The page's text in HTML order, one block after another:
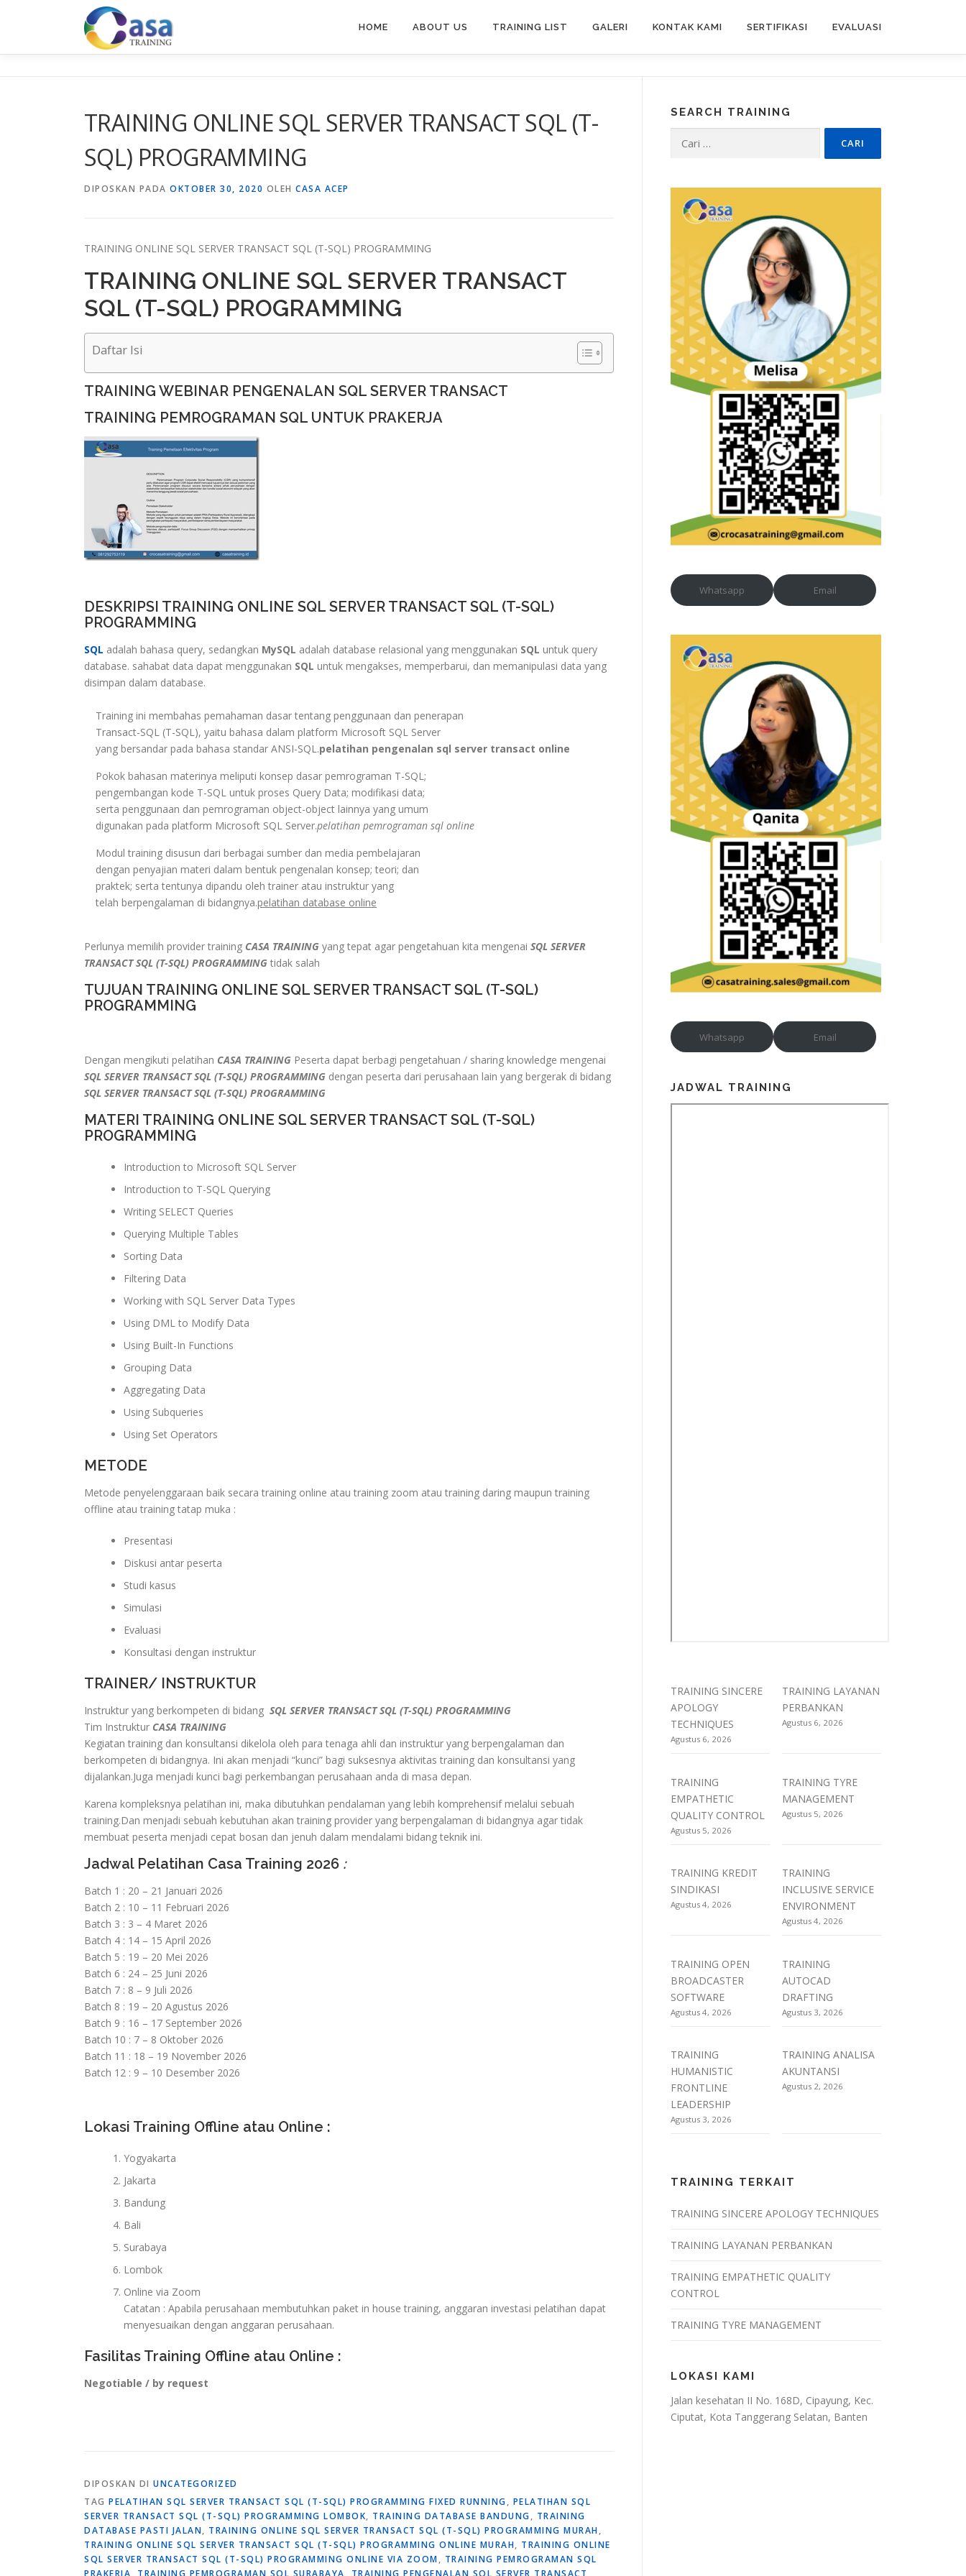
HOME ABOUT US TRAINING LIST GALERI KONTAK KAMI SERTIFIKASI EVALUASI
TRAINING ONLINE SQL SERVER TRANSACT SQL (T-
SQL) PROGRAMMING
DIPOSKAN PADA OKTOBER 30, 2020 OLEH CASA ACEP
TRAINING ONLINE SQL SERVER TRANSACT SQL (T-SQL) PROGRAMMING
TRAINING ONLINE SQL SERVER TRANSACT
SQL (T-SQL) PROGRAMMING
Daftar Isi
TRAINING WEBINAR PENGENALAN SQL SERVER TRANSACT
TRAINING PEMROGRAMAN SQL UNTUK PRAKERJA
DESKRIPSI TRAINING ONLINE SQL SERVER TRANSACT SQL (T-SQL)
PROGRAMMING
SQL adalah bahasa query, sedangkan MySQL adalah database relasional yang menggunakan SQL untuk query
database. sahabat data dapat menggunakan SQL untuk mengakses, memperbarui, dan memanipulasi data yang
disimpan dalam database.
Training ini membahas pemahaman dasar tentang penggunaan dan penerapan
Transact-SQL (T-SQL), yaitu bahasa dalam platform Microsoft SQL Server
yang bersandar pada bahasa standar ANSI-SQL.pelatihan pengenalan sql server transact online
Pokok bahasan materinya meliputi konsep dasar pemrograman T-SQL;
pengembangan kode T-SQL untuk proses Query Data; modifikasi data;
serta penggunaan dan pemrograman object-object lainnya yang umum
digunakan pada platform Microsoft SQL Server.pelatihan pemrograman sql online
Modul training disusun dari berbagai sumber dan media pembelajaran
dengan penyajian materi dalam bentuk pengenalan konsep; teori; dan
praktek; serta tentunya dipandu oleh trainer atau instruktur yang
telah berpengalaman di bidangnya.pelatihan database online
Perlunya memilih provider training CASA TRAINING yang tepat agar pengetahuan kita mengenai SQL SERVER
TRANSACT SQL (T-SQL) PROGRAMMING tidak salah
TUJUAN TRAINING ONLINE SQL SERVER TRANSACT SQL (T-SQL)
PROGRAMMING
Dengan mengikuti pelatihan CASA TRAINING Peserta dapat berbagi pengetahuan / sharing knowledge mengenai
SQL SERVER TRANSACT SQL (T-SQL) PROGRAMMING dengan peserta dari perusahaan lain yang bergerak di bidang
SQL SERVER TRANSACT SQL (T-SQL) PROGRAMMING
MATERI TRAINING ONLINE SQL SERVER TRANSACT SQL (T-SQL)
PROGRAMMING
Introduction to Microsoft SQL Server
Introduction to T-SQL Querying
Writing SELECT Queries
Querying Multiple Tables
Sorting Data
Filtering Data
Working with SQL Server Data Types
Using DML to Modify Data
Using Built-In Functions
Grouping Data
Aggregating Data
Using Subqueries
Using Set Operators
METODE
Metode penyelenggaraan baik secara training online atau training zoom atau training daring maupun training
offline atau training tatap muka :
Presentasi
Diskusi antar peserta
Studi kasus
Simulasi
Evaluasi
Konsultasi dengan instruktur
TRAINER/ INSTRUKTUR
Instruktur yang berkompeten di bidang SQL SERVER TRANSACT SQL (T-SQL) PROGRAMMING
Tim Instruktur CASA TRAINING
Kegiatan training dan konsultansi dikelola oleh para tenaga ahli dan instruktur yang berpengalaman dan
berkompeten di bidangnya. Ini akan menjadi “kunci” bagi suksesnya aktivitas training dan konsultansi yang
dijalankan.Juga menjadi kunci bagi perkembangan perusahaan anda di masa depan.
Karena kompleksnya pelatihan ini, maka dibutuhkan pendalaman yang lebih komprehensif melalui sebuah
training.Dan menjadi sebuah kebutuhan akan training provider yang berpengalaman di bidangnya agar tidak
membuat peserta menjadi cepat bosan dan jenuh dalam mendalami bidang teknik ini.
Jadwal Pelatihan Casa Training 2026 :
Batch 1 : 20 – 21 Januari 2026
Batch 2 : 10 – 11 Februari 2026
Batch 3 : 3 – 4 Maret 2026
Batch 4 : 14 – 15 April 2026
Batch 5 : 19 – 20 Mei 2026
Batch 6 : 24 – 25 Juni 2026
Batch 7 : 8 – 9 Juli 2026
Batch 8 : 19 – 20 Agustus 2026
Batch 9 : 16 – 17 September 2026
Batch 10 : 7 – 8 Oktober 2026
Batch 11 : 18 – 19 November 2026
Batch 12 : 9 – 10 Desember 2026
Lokasi Training Offline atau Online :
Yogyakarta
Jakarta
Bandung
Bali
Surabaya
Lombok
Online via Zoom
Catatan : Apabila perusahaan membutuhkan paket in house training, anggaran investasi pelatihan dapat
menyesuaikan dengan anggaran perusahaan.
Fasilitas Training Offline atau Online :
Negotiable / by request
DIPOSKAN DI UNCATEGORIZED
TAG PELATIHAN SQL SERVER TRANSACT SQL (T-SQL) PROGRAMMING FIXED RUNNING, PELATIHAN SQL
SERVER TRANSACT SQL (T-SQL) PROGRAMMING LOMBOK, TRAINING DATABASE BANDUNG, TRAINING
DATABASE PASTI JALAN, TRAINING ONLINE SQL SERVER TRANSACT SQL (T-SQL) PROGRAMMING MURAH,
TRAINING ONLINE SQL SERVER TRANSACT SQL (T-SQL) PROGRAMMING ONLINE MURAH, TRAINING ONLINE
SQL SERVER TRANSACT SQL (T-SQL) PROGRAMMING ONLINE VIA ZOOM, TRAINING PEMROGRAMAN SQL
PRAKERJA
TRAINING PEMROGRAMAN SQL SURABAYA TRAINING PENGENALAN SQL SERVER TRANSACT
SEARCH TRAINING
untuk:
Whatsapp Email
Whatsapp Email
JADWAL TRAINING
TRAINING SINCERE
APOLOGY
TECHNIQUES
Agustus 6, 2026
TRAINING LAYANAN
PERBANKAN
Agustus 6, 2026
TRAINING
EMPATHETIC
QUALITY CONTROL
Agustus 5, 2026
TRAINING TYRE
MANAGEMENT
Agustus 5, 2026
TRAINING KREDIT
SINDIKASI
Agustus 4, 2026
TRAINING
INCLUSIVE SERVICE
ENVIRONMENT
Agustus 4, 2026
TRAINING OPEN
BROADCASTER
SOFTWARE
Agustus 4, 2026
TRAINING
AUTOCAD
DRAFTING
Agustus 3, 2026
TRAINING
HUMANISTIC
FRONTLINE
LEADERSHIP
Agustus 3, 2026
TRAINING ANALISA
AKUNTANSI
Agustus 2, 2026
TRAINING TERKAIT
TRAINING SINCERE APOLOGY TECHNIQUES
TRAINING LAYANAN PERBANKAN
TRAINING EMPATHETIC QUALITY
CONTROL
TRAINING TYRE MANAGEMENT
LOKASI KAMI
Jalan kesehatan II No. 168D, Cipayung, Kec.
Ciputat, Kota Tanggerang Selatan, Banten